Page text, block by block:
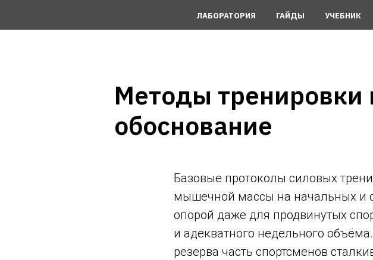
ЛАБОРАТОРИЯ ГАЙДЫ УЧЕБНИК
Методы тренировки
обоснование
Базовые протоколы силовых
мышечной массы на начальных и
опорой даже для продвинутых
и адекватного недельного
резерва часть спортсменов